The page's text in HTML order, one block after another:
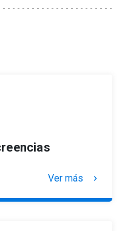
Ver más keyboard_arrow_right